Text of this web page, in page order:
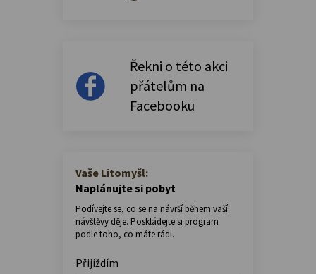
Řekni o této akci
přátelům na
Facebooku
Vaše Litomyšl:
Naplánujte si pobyt
Podívejte se, co se na návrší během vaší
návštěvy děje. Poskládejte si program
podle toho, co máte rádi.
Přijíždím